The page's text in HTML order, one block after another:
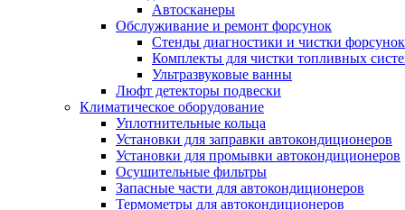
Автосканеры
Обслуживание и ремонт форсунок
Стенды диагностики и чистки форсунок
Комплекты для чистки топливных
Ультразвуковые ванны
Люфт детекторы подвески
Климатическое оборудование
Уплотнительные кольца
Установки для заправки автокондиционеров
Установки для промывки автокондиционеров
Осушительные фильтры
Запасные части для автокондиционеров
Термометры для автокондиционеров